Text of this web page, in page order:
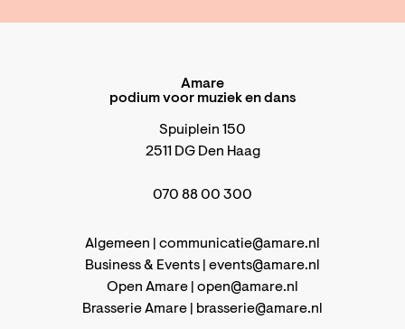
Amare
podium voor muziek en dans
Spuiplein 150
2511 DG Den Haag
070 88 00 300
Algemeen | communicatie@amare.nl
Business & Events | events@amare.nl
Open Amare | open@amare.nl
Brasserie Amare |
brasserie@amare.nl